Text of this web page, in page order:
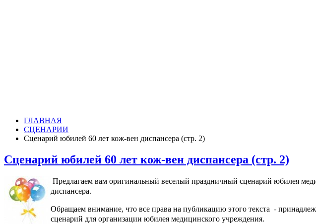
ГЛАВНАЯ
СЦЕНАРИИ
Сценарий юбилей 60 лет кож-вен диспансера (стр. 2)
Сценарий юбилей 60 лет кож-вен диспансера (стр. 2)
Предлагаем вам оригинальный веселый праздничный сценарий юбилея
диспансера.
Обращаем внимание, что все права на публикацию этого текста -
сценарий для организации юбилея медицинского учреждения.